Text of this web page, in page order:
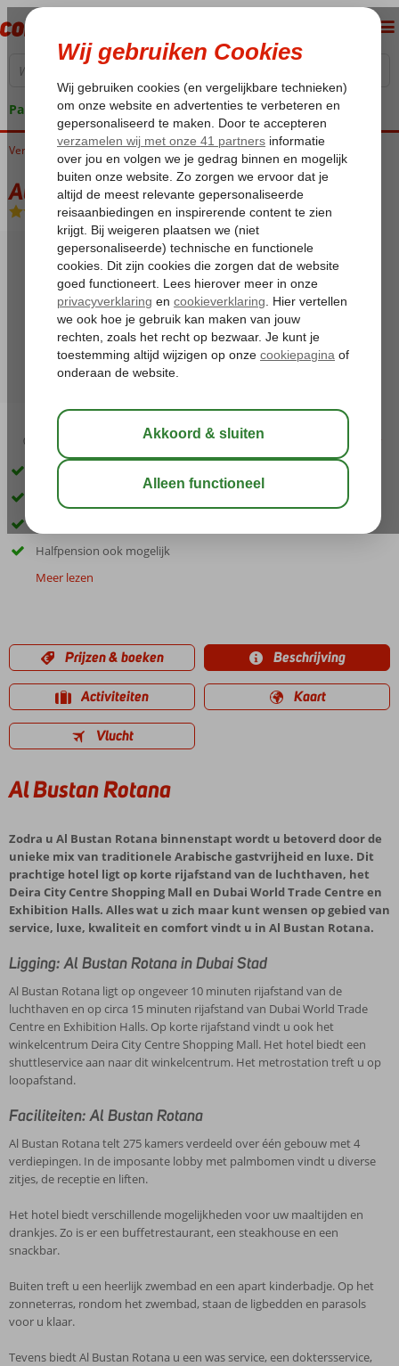
Pakketgarantie
Home
Verenigde Arabische Emiraten Dubai Dubai Stad Al Bustan Rotana
Al Bustan Rotana
Logies en ontbijt-Hotel
00:40
Luxe hotel vlakbij de luchthaven
Een heerlijk buitenzwembad
Halfpension ook mogelijk
Meer lezen
Prijzen & boeken Beschrijving
Activiteiten Kaart
Vlucht
Al Bustan Rotana
Zodra u Al Bustan Rotana binnenstapt wordt u betoverd door de
unieke mix van traditionele Arabische gastvrijheid en luxe. Dit
prachtige hotel ligt op korte rijafstand van de luchthaven, het
Deira City Centre Shopping Mall en Dubai World Trade Centre en
Exhibition Halls. Alles wat u zich maar kunt wensen op gebied van
service, luxe, kwaliteit en comfort vindt u in Al Bustan Rotana.
Ligging: Al Bustan Rotana in Dubai Stad
Al Bustan Rotana ligt op ongeveer 10 minuten rijafstand van de
luchthaven en op circa 15 minuten rijafstand van Dubai World Trade
Centre en Exhibition Halls. Op korte rijafstand vindt u ook het
winkelcentrum Deira City Centre Shopping Mall. Het hotel biedt een
shuttleservice aan naar dit winkelcentrum. Het metrostation treft u op
loopafstand.
Faciliteiten: Al Bustan Rotana
Al Bustan Rotana telt 275 kamers verdeeld over één gebouw met 4
verdiepingen. In de imposante lobby met palmbomen vindt u diverse
zitjes, de receptie en liften.
Het hotel biedt verschillende mogelijkheden voor uw maaltijden en
drankjes. Zo is er een buffetrestaurant, een steakhouse en een
snackbar.
Buiten treft u een heerlijk zwembad en een apart kinderbadje. Op het
zonneterras, rondom het zwembad, staan de ligbedden en parasols
voor u klaar.
Tevens biedt Al Bustan Rotana u een was service, een doktersservice,